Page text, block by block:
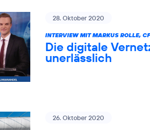
28. Oktober 2020
INTERVIEW MIT MARKUS ROLLE,
Die digitale
unerlässlich
26. Oktober 2020